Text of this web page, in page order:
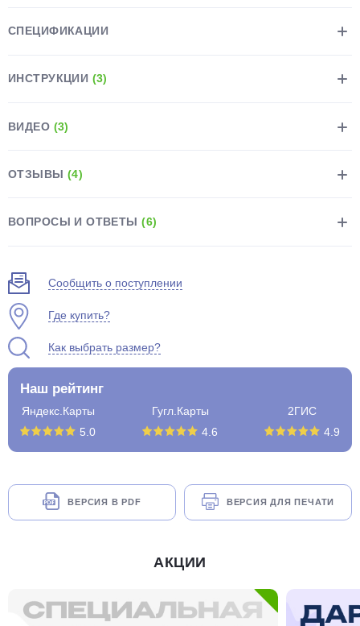
СПЕЦИФИКАЦИИ
ИНСТРУКЦИИ (3)
ВИДЕО (3)
ОТЗЫВЫ (4)
ВОПРОСЫ И ОТВЕТЫ(6)
Сообщить о поступлении
Где купить?
Как выбрать размер?
Наш рейтинг
Яндекс.Карты
5.0
Гугл.Карты
4.6
2ГИС
4.9
ВЕРСИЯ В PDF ВЕРСИЯ ДЛЯ ПЕЧАТИ
АКЦИИ